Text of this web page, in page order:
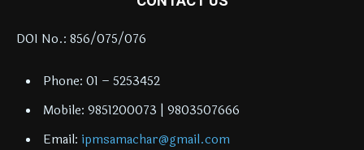
DOI No.: 856/075/076
Phone: 01 – 5253452
Mobile: 9851200073 | 9803507666
Email: ipmsamachar@gmail.com